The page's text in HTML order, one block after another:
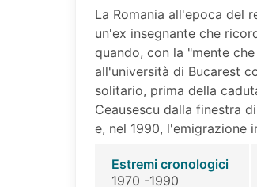
La Romania all'epoca del
un'ex insegnante che
quando, con la "mente
all'università di Bucarest
solitario, prima della
Ceausescu dalla finestra
e, nel 1990, l'emigrazione
Estremi cronologici
1970 -1990